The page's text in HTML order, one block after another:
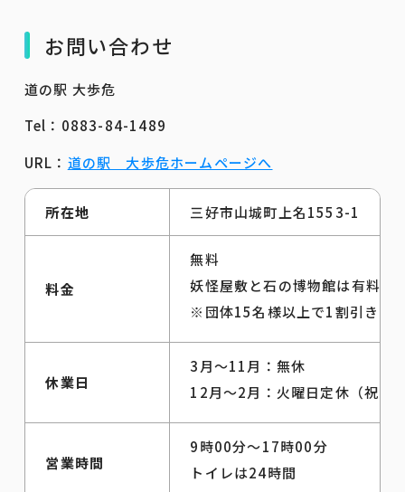
お問い合わせ
道の駅 大歩危
Tel：0883-84-1489
URL： 道の駅 大歩危ホームページへ
所在地 三好市山城町上名1553-1
料金
無料
妖怪屋敷と石の博物館は有料
※団体15名様以上で1割引き
休業日
3月～11月：無休
12月～2月：火曜日定休（祝日
営業時間
9時00分～17時00分
トイレは24時間